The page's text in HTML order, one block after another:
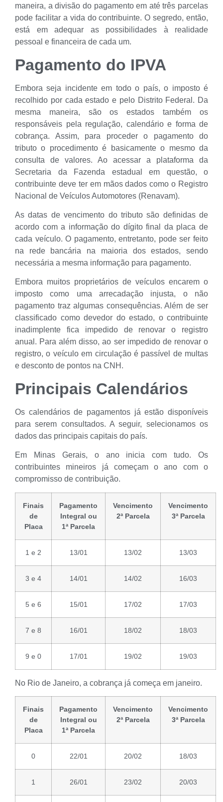
maneira, a divisão do pagamento em até três parcelas
pode facilitar a vida do contribuinte. O segredo, então,
está em adequar as possibilidades à realidade
pessoal e financeira de cada um.
Pagamento do IPVA
Embora seja incidente em todo o país, o imposto é
recolhido por cada estado e pelo Distrito Federal. Da
mesma maneira, são os estados também os
responsáveis pela regulação, calendário e forma de
cobrança. Assim, para proceder o pagamento do
tributo o procedimento é basicamente o mesmo da
consulta de valores. Ao acessar a plataforma da
Secretaria da Fazenda estadual em questão, o
contribuinte deve ter em mãos dados como o Registro
Nacional de Veículos Automotores (Renavam).
As datas de vencimento do tributo são definidas de
acordo com a informação do dígito final da placa de
cada veículo. O pagamento, entretanto, pode ser feito
na rede bancária na maioria dos estados, sendo
necessária a mesma informação para pagamento.
Embora muitos proprietários de veículos encarem o
imposto como uma arrecadação injusta, o não
pagamento traz algumas consequências. Além de ser
classificado como devedor do estado, o contribuinte
inadimplente fica impedido de renovar o registro
anual. Para além disso, ao ser impedido de renovar o
registro, o veículo em circulação é passível de multas
e desconto de pontos na CNH.
Principais Calendários
Os calendários de pagamentos já estão disponíveis
para serem consultados. A seguir, selecionamos os
dados das principais capitais do país.
Em Minas Gerais, o ano inicia com tudo. Os
contribuintes mineiros já começam o ano com o
compromisso de contribuição.
Finais
de
Placa
Pagamento
Integral ou
1ª Parcela
Vencimento
2ª Parcela
Vencimento
3ª Parcela
1 e 2 13/01 13/02 13/03
3 e 4 14/01 14/02 16/03
5 e 6 15/01 17/02 17/03
7 e 8 16/01 18/02 18/03
9 e 0 17/01 19/02 19/03
No Rio de Janeiro, a cobrança já começa em janeiro.
Finais
de
Placa
Pagamento
Integral ou
1ª Parcela
Vencimento
2ª Parcela
Vencimento
3ª Parcela
0 22/01 20/02 18/03
1 26/01 23/02 20/03